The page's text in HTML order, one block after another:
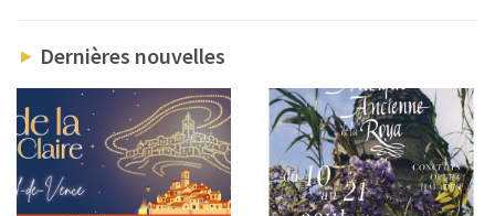
Dernières nouvelles